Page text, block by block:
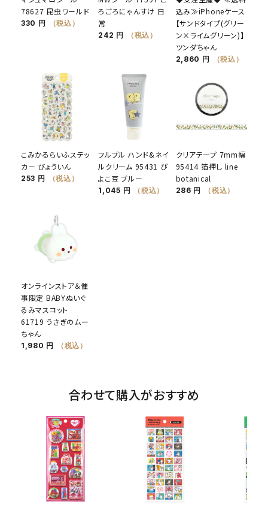
78627 昆虫ワールド
330 円 （税込）
ろごろにゃんすけ 日
常
242 円 （税込）
込み≫iPhoneケース
【サンドタイプ(グリー
ン×ライムグリーン)】
ツンダちゃん
2,860 円 （税込）
こみかるらいふステッ
カー びょういん
253 円 （税込）
フルプル ハンド&ネイ
ルクリーム 95431 ぴ
よこ豆 ブルー
1,045 円 （税込）
クリアテープ 7mm幅
95414 箔押し line
botanical
286 円 （税込）
オンラインストア＆催
事限定 BABYぬいぐ
るみマスコット
61719 うさぎのムー
ちゃん
1,980 円 （税込）
合わせて購入がおすすめ